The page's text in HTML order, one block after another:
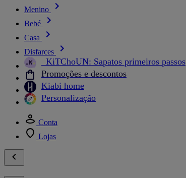
Menino
Bebé
Casa
Disfarces
_KiTChoUN: Sapatos primeiros passos
Promoções e descontos
Kiabi home
Personalização
Conta
Lojas